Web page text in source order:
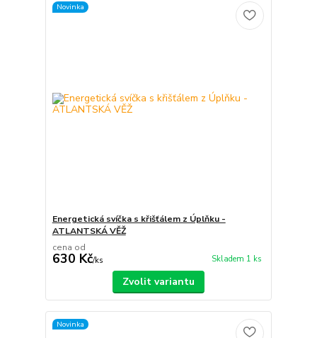
Novinka
Energetická svíčka s křišťálem z Úplňku -
ATLANTSKÁ VĚŽ
cena od
630 Kč/ks Skladem 1 ks
Zvolit variantu
Novinka